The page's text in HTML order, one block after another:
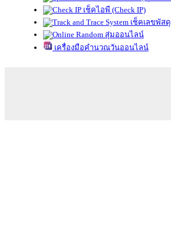
เช็คไอพี (Check IP)
เช็คเลขพัสดุ
สุ่มออนไลน์
เครื่องมือคำนวณวันออนไลน์